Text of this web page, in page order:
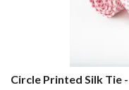
Circle Printed Silk Tie